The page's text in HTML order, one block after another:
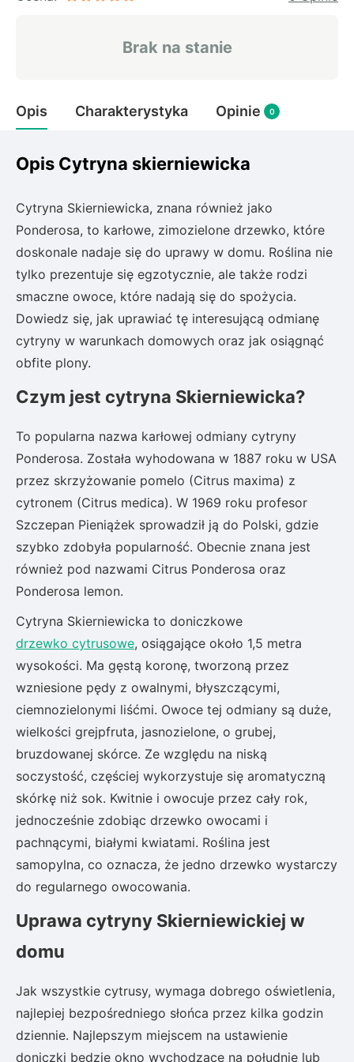
Turzyca (carex)
Różanecznik
Pnącza
Glicynia (wisteria)
Wiciokrzew
Bluszcz
Ewodia (tetradium daniellii)
Brak na stanie
Opis Charakterystyka Opinie 0
Opis Cytryna skierniewicka
Cytryna Skierniewicka, znana również jako
Ponderosa, to karłowe, zimozielone drzewko, które
doskonale nadaje się do uprawy w domu. Roślina nie
tylko prezentuje się egzotycznie, ale także rodzi
smaczne owoce, które nadają się do spożycia.
Dowiedz się, jak uprawiać tę interesującą odmianę
cytryny w warunkach domowych oraz jak osiągnąć
obfite plony.
Czym jest cytryna Skierniewicka?
To popularna nazwa karłowej odmiany cytryny
Ponderosa. Została wyhodowana w 1887 roku w USA
przez skrzyżowanie pomelo (Citrus maxima) z
cytronem (Citrus medica). W 1969 roku profesor
Szczepan Pieniążek sprowadził ją do Polski, gdzie
szybko zdobyła popularność. Obecnie znana jest
również pod nazwami Citrus Ponderosa oraz
Ponderosa lemon.
Cytryna Skierniewicka to doniczkowe
drzewko cytrusowe, osiągające około 1,5 metra
wysokości. Ma gęstą koronę, tworzoną przez
wzniesione pędy z owalnymi, błyszczącymi,
ciemnozielonymi liśćmi. Owoce tej odmiany są duże,
wielkości grejpfruta, jasnozielone, o grubej,
bruzdowanej skórce. Ze względu na niską
soczystość, częściej wykorzystuje się aromatyczną
skórkę niż sok. Kwitnie i owocuje przez cały rok,
jednocześnie zdobiąc drzewko owocami i
pachnącymi, białymi kwiatami. Roślina jest
samopylna, co oznacza, że jedno drzewko wystarczy
do regularnego owocowania.
Uprawa cytryny Skierniewickiej w
domu
Jak wszystkie cytrusy, wymaga dobrego oświetlenia,
najlepiej bezpośredniego słońca przez kilka godzin
dziennie. Najlepszym miejscem na ustawienie
doniczki będzie okno wychodzące na południe lub